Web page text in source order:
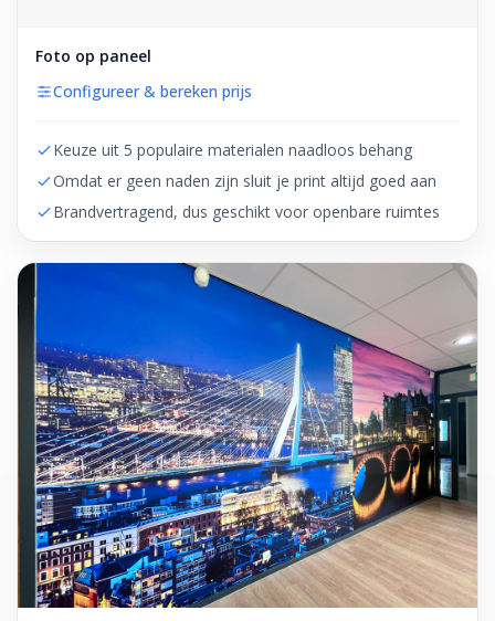
Foto op paneel
Configureer & bereken prijs
Keuze uit 5 populaire materialen naadloos behang
Omdat er geen naden zijn sluit je print altijd goed aan
Brandvertragend, dus geschikt voor openbare ruimtes